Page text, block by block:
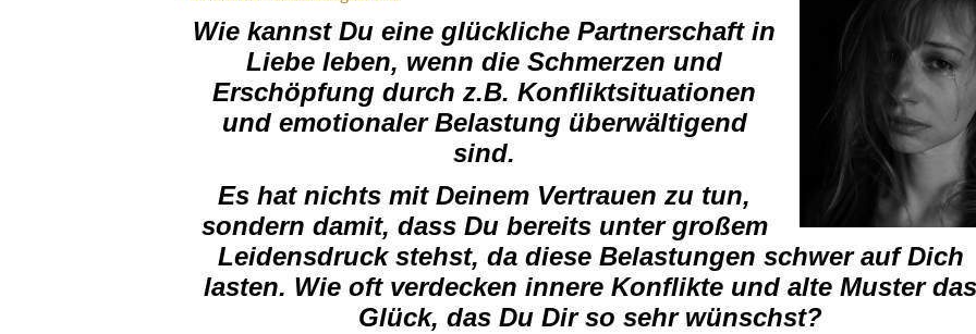
Wie kannst Du eine glückliche Partnerschaft in
Liebe leben, wenn die Schmerzen und
Erschöpfung durch z.B. Konfliktsituationen
und emotionaler Belastung überwältigend
sind.
Es hat nichts mit Deinem Vertrauen zu tun,
sondern damit, dass Du bereits unter großem
Leidensdruck stehst, da diese Belastungen schwer auf Dich
lasten. Wie oft verdecken innere Konflikte und alte Muster das
Glück, das Du Dir so sehr wünschst?